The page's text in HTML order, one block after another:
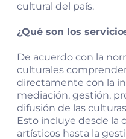
cultural del país.
¿Qué son los
De acuerdo con la
culturales
directamente con la
mediación, gestión,
difusión de las
Esto incluye desde la
artísticos hasta la